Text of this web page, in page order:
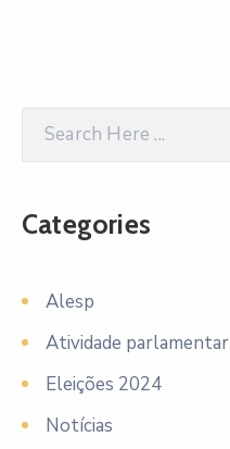
Categories
Alesp
Atividade parlamentar
Eleições 2024
Notícias